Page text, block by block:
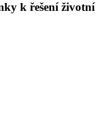
k řešení životní